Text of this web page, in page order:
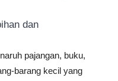
dan
pajangan, buku,
barang kecil yang